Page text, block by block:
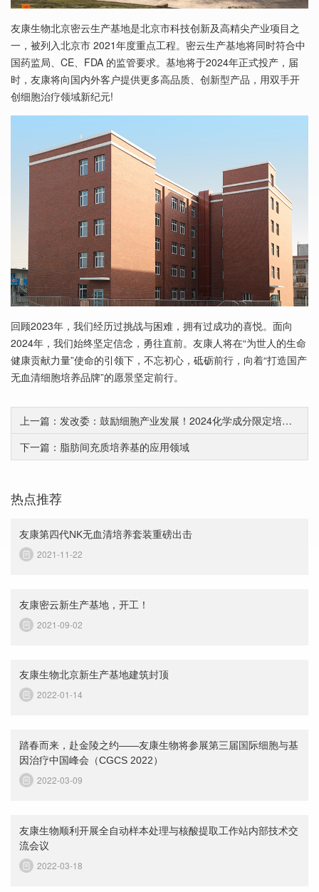
友康生物北京密云生产基地是北京市科技创新及高精尖产业项目之
一，被列入北京市 2021年度重点工程。密云生产基地将同时符合中
国药监局、CE、FDA 的监管要求。基地将于2024年正式投产，届
时，友康将向国内外客户提供更多高品质、创新型产品，用双手开
创细胞治疗领域新纪元!
回顾2023年，我们经历过挑战与困难，拥有过成功的喜悦。面向
2024年，我们始终坚定信念，勇往直前。友康人将在“为世人的生命
健康贡献力量”使命的引领下，不忘初心，砥砺前行，向着“打造国产
无血清细胞培养品牌”的愿景坚定前行。
上一篇：发改委：鼓励细胞产业发展！2024化学成分限定培养基发展新机遇
下一篇：脂肪间充质培养基的应用领域
热点推荐
友康第四代NK无血清培养套装重磅出击
2021-11-22
友康密云新生产基地，开工！
2021-09-02
友康生物北京新生产基地建筑封顶
2022-01-14
踏春而来，赴金陵之约——友康生物将参展第三届国际细胞与基
因治疗中国峰会（CGCS 2022）
2022-03-09
友康生物顺利开展全自动样本处理与核酸提取工作站内部技术交
流会议
2022-03-18